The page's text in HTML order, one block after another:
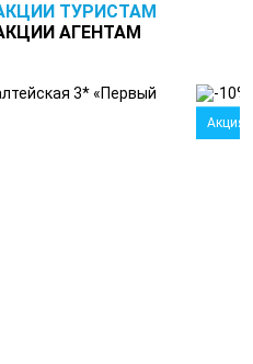
ТУРИСТАМ
АГЕНТАМ
Акция